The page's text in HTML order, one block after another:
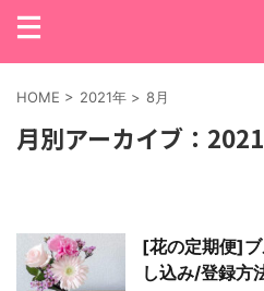
HOME > 2021年 > 8月
月別アーカイブ：
[花の定期便]
し込み/登録方